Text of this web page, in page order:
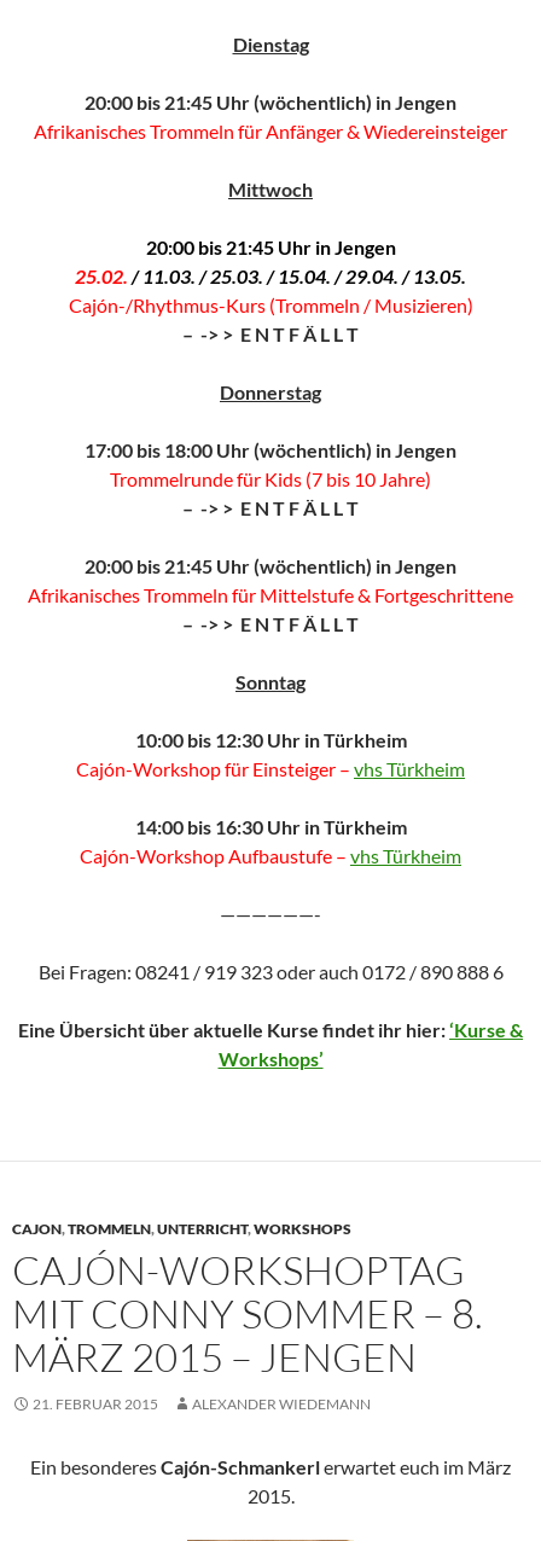
Dienstag
20:00 bis 21:45 Uhr (wöchentlich) in Jengen
Afrikanisches Trommeln für Anfänger & Wiedereinsteiger
Mittwoch
20:00 bis 21:45 Uhr in Jengen
25.02. / 11.03. / 25.03. / 15.04. / 29.04. / 13.05.
Cajón-/Rhythmus-Kurs (Trommeln / Musizieren)
– -> > E N T F Ä L L T
Donnerstag
17:00 bis 18:00 Uhr (wöchentlich) in Jengen
Trommelrunde für Kids (7 bis 10 Jahre)
– -> > E N T F Ä L L T
20:00 bis 21:45 Uhr (wöchentlich) in Jengen
Afrikanisches Trommeln für Mittelstufe & Fortgeschrittene
– -> > E N T F Ä L L T
Sonntag
10:00 bis 12:30 Uhr in Türkheim
Cajón-Workshop für Einsteiger – vhs Türkheim
14:00 bis 16:30 Uhr in Türkheim
Cajón-Workshop Aufbaustufe – vhs Türkheim
——————-
Bei Fragen: 08241 / 919 323 oder auch 0172 / 890 888 6
Eine Übersicht über aktuelle Kurse findet ihr hier:‘Kurse &
Workshops’
CAJON,TROMMELN,UNTERRICHT,WORKSHOPS
CAJÓN-WORKSHOPTAG
MIT CONNY SOMMER – 8.
MÄRZ 2015 – JENGEN
21. FEBRUAR 2015 ALEXANDER WIEDEMANN
Ein besonderesCajón-Schmankerlerwartet euch im März
2015.